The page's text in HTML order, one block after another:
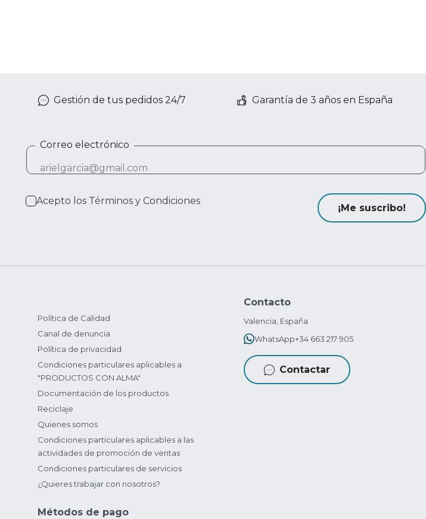
Gestión de tus pedidos 24/7 Garantía de 3 años en España
Correo electrónico
Acepto los Términos y Condiciones
¡Me suscribo!
Política de Calidad
Canal de denuncia
Política de privacidad
Condiciones particulares aplicables a
"PRODUCTOS CON ALMA"
Documentación de los productos
Reciclaje
Quienes somos
Condiciones particulares aplicables a las
actividades de promoción de ventas
Condiciones particulares de servicios
¿Quieres trabajar con nosotros?
Métodos de pago
Contacto
Valencia, España
WhatsApp+34 663 217 905
Contactar